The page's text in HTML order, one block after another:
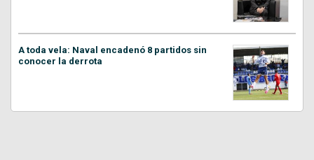
A toda vela: Naval encadenó 8 partidos sin
conocer la derrota